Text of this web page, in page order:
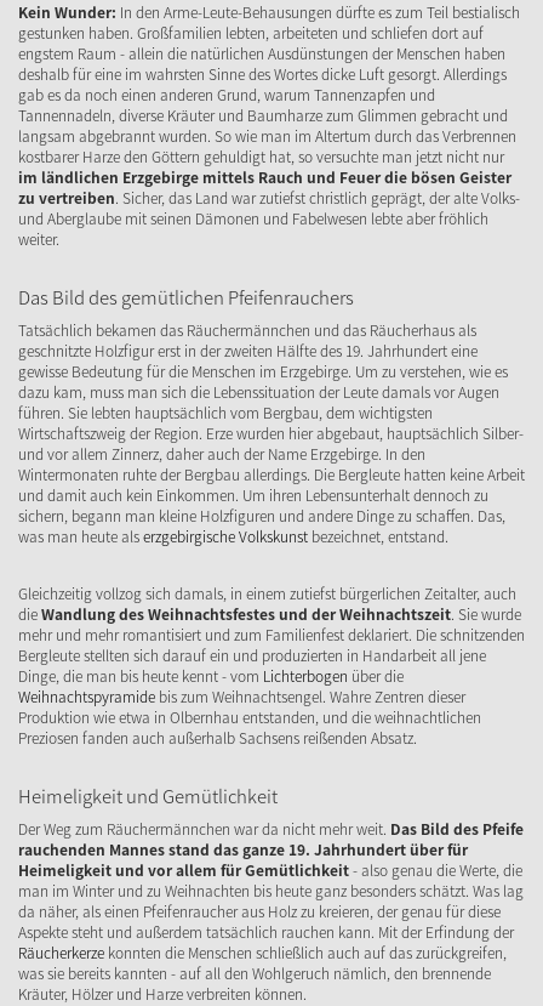
Kein Wunder: In den Arme-Leute-Behausungen dürfte es zum Teil bestialisch
gestunken haben. Großfamilien lebten, arbeiteten und schliefen dort auf
engstem Raum - allein die natürlichen Ausdünstungen der Menschen haben
deshalb für eine im wahrsten Sinne des Wortes dicke Luft gesorgt. Allerdings
gab es da noch einen anderen Grund, warum Tannenzapfen und
Tannennadeln, diverse Kräuter und Baumharze zum Glimmen gebracht und
langsam abgebrannt wurden. So wie man im Altertum durch das Verbrennen
kostbarer Harze den Göttern gehuldigt hat, so versuchte man jetzt nicht nur
im ländlichen Erzgebirge mittels Rauch und Feuer die bösen Geister
zu vertreiben. Sicher, das Land war zutiefst christlich geprägt, der alte Volks-
und Aberglaube mit seinen Dämonen und Fabelwesen lebte aber fröhlich
weiter.
Das Bild des gemütlichen Pfeifenrauchers
Tatsächlich bekamen das Räuchermännchen und das Räucherhaus als
geschnitzte Holzfigur erst in der zweiten Hälfte des 19. Jahrhundert eine
gewisse Bedeutung für die Menschen im Erzgebirge. Um zu verstehen, wie es
dazu kam, muss man sich die Lebenssituation der Leute damals vor Augen
führen. Sie lebten hauptsächlich vom Bergbau, dem wichtigsten
Wirtschaftszweig der Region. Erze wurden hier abgebaut, hauptsächlich Silber-
und vor allem Zinnerz, daher auch der Name Erzgebirge. In den
Wintermonaten ruhte der Bergbau allerdings. Die Bergleute hatten keine Arbeit
und damit auch kein Einkommen. Um ihren Lebensunterhalt dennoch zu
sichern, begann man kleine Holzfiguren und andere Dinge zu schaffen. Das,
was man heute alserzgebirgische Volkskunst bezeichnet, entstand.
Gleichzeitig vollzog sich damals, in einem zutiefst bürgerlichen Zeitalter, auch
dieWandlung des Weihnachtsfestes und der Weihnachtszeit. Sie wurde
mehr und mehr romantisiert und zum Familienfest deklariert. Die schnitzenden
Bergleute stellten sich darauf ein und produzierten in Handarbeit all jene
Dinge, die man bis heute kennt - vom Lichterbogen über die
Weihnachtspyramide bis zum Weihnachtsengel. Wahre Zentren dieser
Produktion wie etwa in Olbernhau entstanden, und die weihnachtlichen
Preziosen fanden auch außerhalb Sachsens reißenden Absatz.
Heimeligkeit und Gemütlichkeit
Der Weg zum Räuchermännchen war da nicht mehr weit. Das Bild des Pfeife
rauchenden Mannes stand das ganze 19. Jahrhundert über für
Heimeligkeit und vor allem für Gemütlichkeit- also genau die Werte, die
man im Winter und zu Weihnachten bis heute ganz besonders schätzt. Was lag
da näher, als einen Pfeifenraucher aus Holz zu kreieren, der genau für diese
Aspekte steht und außerdem tatsächlich rauchen kann. Mit der Erfindung der
Räucherkerze konnten die Menschen schließlich auch auf das zurückgreifen,
was sie bereits kannten - auf all den Wohlgeruch nämlich, den brennende
Kräuter, Hölzer und Harze verbreiten können.